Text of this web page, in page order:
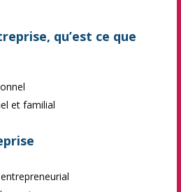
qu’est ce que
et familial